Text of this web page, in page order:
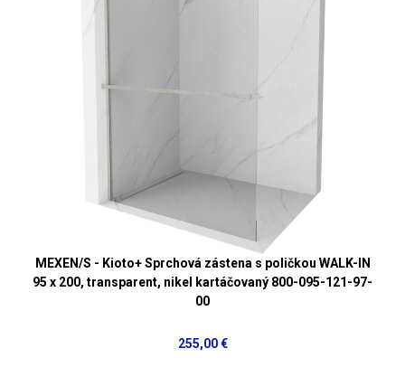
MEXEN/S - Kioto+ Sprchová zástena s poličkou WALK-IN
95 x 200, transparent, nikel kartáčovaný 800-095-121-97-
00
255,00 €